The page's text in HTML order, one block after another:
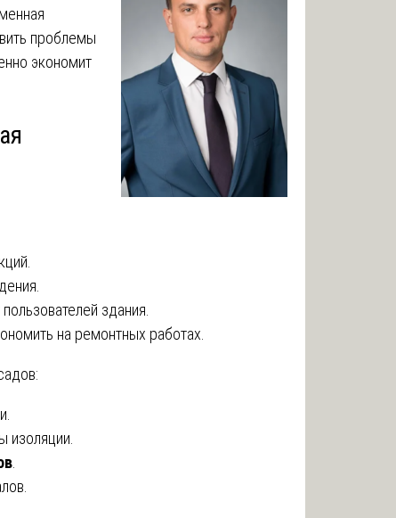
проблемы
экономит
здания.
на ремонтных работах.
изоляции.
.